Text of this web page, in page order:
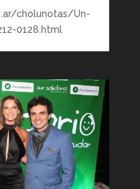
cholunotas/Un-
0128.html